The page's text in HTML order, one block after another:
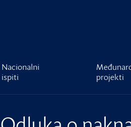
Nacionalni
ispiti
projekti